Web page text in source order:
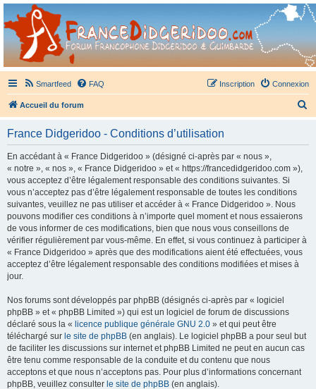
France Didgeridoo
Didgeridoo et Guimbarde sur France Didgeridoo - retrouvez la communauté.
Smartfeed FAQ Connexion
Inscription
Accueil du forum
France Didgeridoo - Conditions d’utilisation
En accédant à « France Didgeridoo » (désigné ci-après par « nous »,
« notre », « nos », « France Didgeridoo » et « https://francedidgeridoo.com »),
vous acceptez d’être légalement responsable des conditions suivantes. Si
vous n’acceptez pas d’être légalement responsable de toutes les conditions
suivantes, veuillez ne pas utiliser et accéder à « France Didgeridoo ». Nous
pouvons modifier ces conditions à n’importe quel moment et nous essaierons
de vous informer de ces modifications, bien que nous vous conseillons de
vérifier régulièrement par vous-même. En effet, si vous continuez à participer à
« France Didgeridoo » après que des modifications aient été effectuées, vous
acceptez d’être légalement responsable des conditions modifiées et mises à
jour.
Nos forums sont développés par phpBB (désignés ci-après par « logiciel
phpBB » et « phpBB Limited ») qui est un logiciel de forum de discussions
déclaré sous la « licence publique générale GNU 2.0 » et qui peut être
téléchargé sur le site de phpBB (en anglais). Le logiciel phpBB a pour seul but
de faciliter les discussions sur internet et phpBB Limited ne peut en aucun cas
être tenu comme responsable de la conduite et du contenu que nous
acceptons et que nous n’acceptons pas. Pour plus d’informations concernant
phpBB, veuillez consulter le site de phpBB (en anglais).